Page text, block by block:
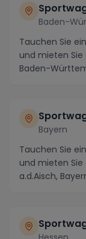
Baden-
Tauchen Sie
und mieten Sie
Baden-
Bayern
Tauchen Sie
und mieten
a.d.Aisch,